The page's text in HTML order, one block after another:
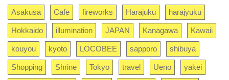
Asakusa Cafe fireworks Harajuku harajyuku
Hokkaido illumination JAPAN Kanagawa Kawaii
kouyou kyoto LOCOBEE sapporo shibuya
Shopping Shrine Tokyo travel Ueno yakei